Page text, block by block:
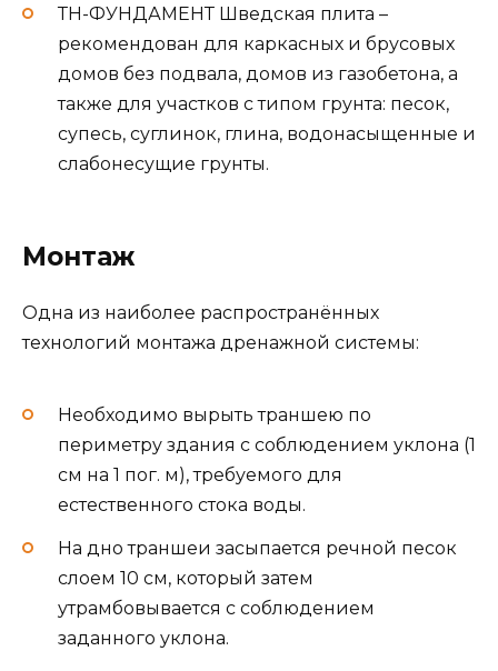
ТН-ФУНДАМЕНТ Шведская плита –
рекомендован для каркасных и брусовых
домов без подвала, домов из газобетона, а
также для участков с типом грунта: песок,
супесь, суглинок, глина, водонасыщенные и
слабонесущие грунты.
Монтаж
Одна из наиболее распространённых
технологий монтажа дренажной системы:
Необходимо вырыть траншею по
периметру здания с соблюдением уклона (1
см на 1 пог. м), требуемого для
естественного стока воды.
На дно траншеи засыпается речной песок
слоем 10 см, который затем
утрамбовывается с соблюдением
заданного уклона.